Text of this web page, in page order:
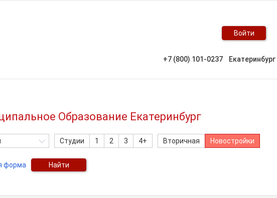
Войти
+7 (800) 101-0237 Екатеринбург
Образование Екатеринбург
Студии 1 2 3 4+ Вторичная Новостройки
форма Найти